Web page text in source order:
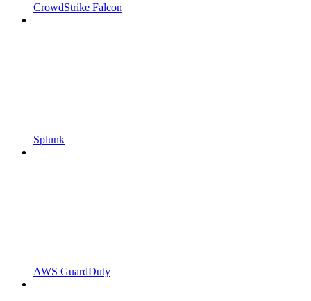
CrowdStrike Falcon
Splunk
AWS GuardDuty